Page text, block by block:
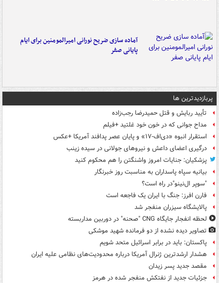
آماده سازی ضریح نورانی امیرالمومنین برای ایام
پایانی صفر
پربازدیدترین ها
تأیید ربایش و قتل حمیدرضا رجب‌زاده
مداح جوانی که در خون خود غلتید +فیلم
استقرار انبوه «دی‌اف‑۱۷» و پایان عصر پدافند آمریکا +عکس
درگیری اعضای داعش و نیروهای جولانی در سیده زینب
پزشکیان: جنایات امروز واشنگتن را هم محکوم کنید
بیانیه سپاه پاسداران به مناسبت روز خبرنگار
"سوپر ال‌نینو"در راه است؟
فارن افرز: جنگ با ایران یک فاجعه است
پالایشگاه سیزران منفجر شد
لحظه انفجار جایگاه CNG "صحنه" در دوربین مداربسته
تصاویر دیده‌ نشده از دو فرمانده شهید موشکی
پاکستان: باید در برابر اسرائیل متحد شویم
هشدار ارشدترین ژنرال آمریکا درباره محدودیت‌های نظامی علیه ایران
مقصد جدید پسر زیدان
جزئیات جدید از نفتکش منفجر شده در هرمز